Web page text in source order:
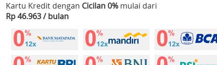
Kartu Kredit dengan Cicilan 0% mulai dari
Rp 46.963 / bulan